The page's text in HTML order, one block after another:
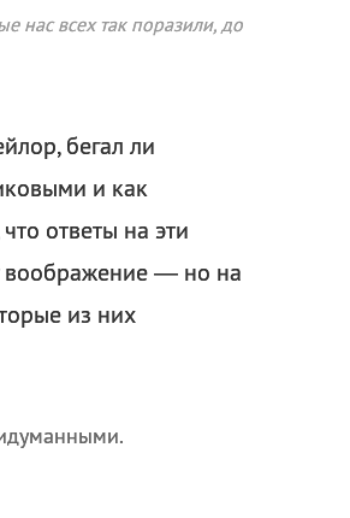
нас всех так поразили, до
бегал ли
и как
ответы на эти
воображение — но на
из них